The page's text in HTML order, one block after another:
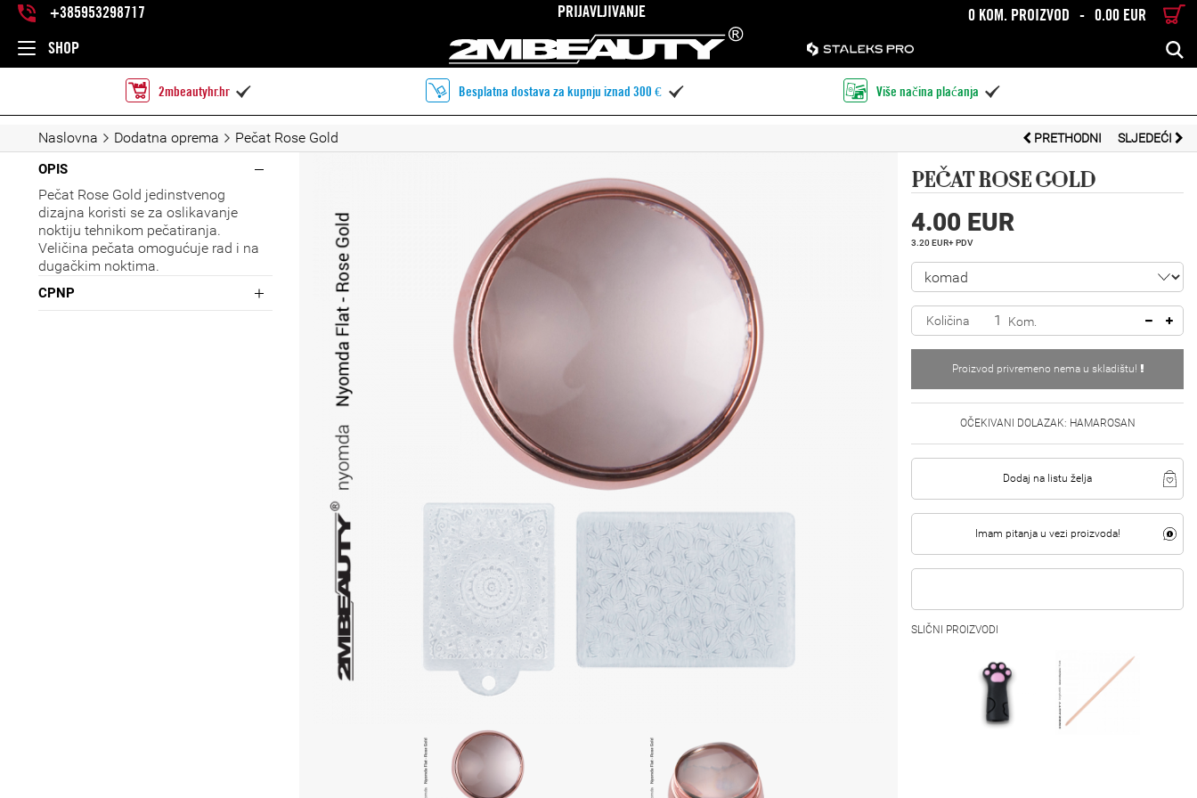
+385953298717 PRIJAVLJIVANJE 0 KOM. PROIZVOD - 0.00 EUR
SHOP TRAŽENJE
2mbeautyhr.hr  Besplatna dostava za kupnju iznad 300 €  Više načina plaćanja 
Naslovna Dodatna oprema Pečat Rose Gold PRETHODNI SLJEDEĆI
OPIS
Pečat Rose Gold jedinstvenog
dizajna koristi se za oslikavanje
noktiju tehnikom pečatiranja.
Veličina pečata omogućuje rad i na
dugačkim noktima.
CPNP
PEČAT ROSE GOLD
4.00 EUR
3.20 EUR+ PDV
Količina Kom.
Proizvod privremeno nema u skladištu!
OČEKIVANI DOLAZAK: HAMAROSAN
Dodaj na listu želja
Imam pitanja u vezi proizvoda!
SLIČNI PROIZVODI